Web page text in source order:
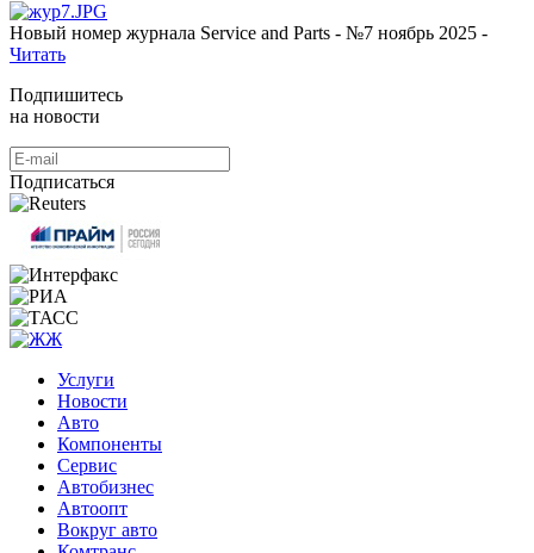
Новый номер журнала Service and Parts - №7 ноябрь 2025 -
Читать
Подпишитесь
на новости
Подписаться
Услуги
Новости
Авто
Компоненты
Сервис
Автобизнес
Автоопт
Вокруг авто